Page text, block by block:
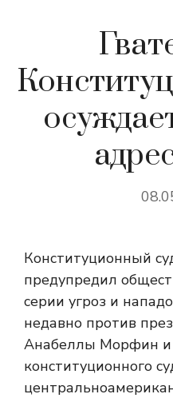
Конституционный
предупредил
серии угроз и
недавно против
Анабеллы Морфин и
конституционного